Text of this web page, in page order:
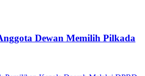
Dewan Memilih Pilkada